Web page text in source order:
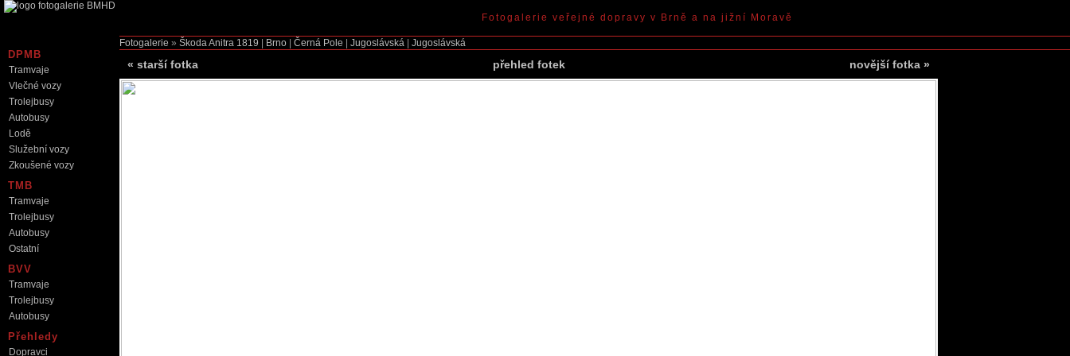
Fotogalerie » Škoda Anitra 1819 Brno Černá Pole Jugoslávská Jugoslávská
« starší fotka přehled fotek novější fotka »
DPMB
Tramvaje
Vlečné vozy
Trolejbusy
Autobusy
Lodě
Služební vozy
Zkoušené vozy
TMB
Tramvaje
Trolejbusy
Autobusy
Ostatní
BVV
Tramvaje
Trolejbusy
Autobusy
Přehledy
Dopravci
Fotogalerie veřejné dopravy v Brně a na jižní Moravě